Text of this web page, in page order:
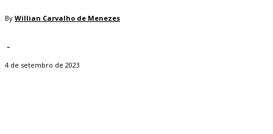
By Willian Carvalho de Menezes
-
4 de setembro de 2023